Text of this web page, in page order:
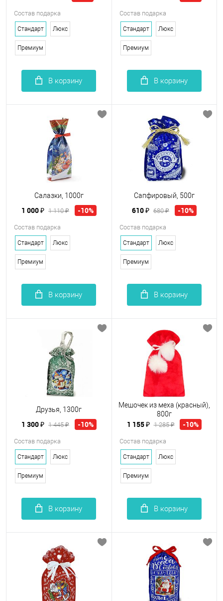
Состав подарка
Стандарт Люкс
Премиум
В корзину
Состав подарка
Стандарт Люкс
Премиум
В корзину
Салазки, 1000г
1 000 ₽ 1 110 ₽ -10%
Состав подарка
Стандарт Люкс
Премиум
В корзину
Сапфировый, 500г
610 ₽ 680 ₽ -10%
Состав подарка
Стандарт Люкс
Премиум
В корзину
Друзья, 1300г
1 300 ₽ 1 445 ₽ -10%
Состав подарка
Стандарт Люкс
Премиум
В корзину
Мешочек из меха (красный),
800г
1 155 ₽ 1 285 ₽ -10%
Состав подарка
Стандарт Люкс
Премиум
В корзину